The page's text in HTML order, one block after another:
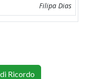
Filipa Dias
Ricordo